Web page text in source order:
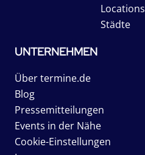
Locations
Städte
UNTERNEHMEN
Über termine.de
Blog
Pressemitteilungen
Events in der Nähe
Cookie-Einstellungen